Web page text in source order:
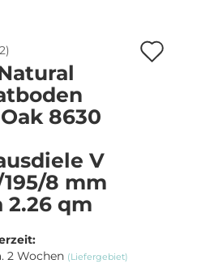
)
8630
V
8 mm
2.26 qm
2 Wochen (Liefergebiet)